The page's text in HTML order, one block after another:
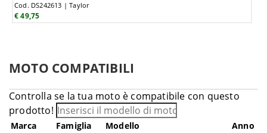
Cod. DS242613 | Taylor
€ 49,75
MOTO COMPATIBILI
Controlla se la tua moto è compatibile con questo
prodotto!
Marca Famiglia Modello
Anno